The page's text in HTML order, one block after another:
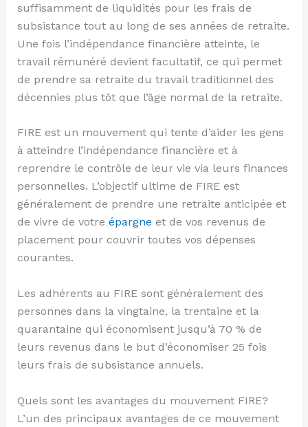
suffisamment de liquidités pour les frais de
subsistance tout au long de ses années de retraite.
Une fois l’indépendance financière atteinte, le
travail rémunéré devient facultatif, ce qui permet
de prendre sa retraite du travail traditionnel des
décennies plus tôt que l’âge normal de la retraite.
FIRE est un mouvement qui tente d’aider les gens
à atteindre l’indépendance financière et à
reprendre le contrôle de leur vie via leurs finances
personnelles. L’objectif ultime de FIRE est
généralement de prendre une retraite anticipée et
de vivre de votre épargne et de vos revenus de
placement pour couvrir toutes vos dépenses
courantes.
Les adhérents au FIRE sont généralement des
personnes dans la vingtaine, la trentaine et la
quarantaine qui économisent jusqu’à 70 % de
leurs revenus dans le but d’économiser 25 fois
leurs frais de subsistance annuels.
Quels sont les avantages du mouvement FIRE?
L’un des principaux avantages de ce mouvement